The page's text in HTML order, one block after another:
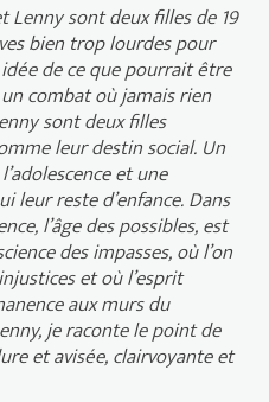
Lenny sont deux filles de 19
bien trop lourdes pour
de ce que pourrait être
combat où jamais rien
sont deux filles
leur destin social. Un
et une
leur reste d’enfance. Dans
l’âge des possibles, est
des impasses, où l’on
et où l’esprit
aux murs du
je raconte le point de
et avisée, clairvoyante et